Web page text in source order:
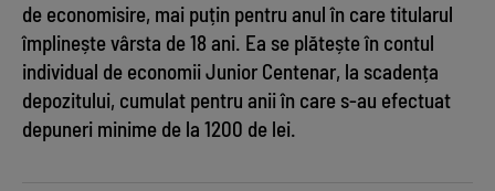
de economisire, mai puțin pentru anul în care titularul
împlinește vârsta de 18 ani. Ea se plătește în contul
individual de economii Junior Centenar, la scadența
depozitului, cumulat pentru anii în care s-au efectuat
depuneri minime de la 1200 de lei.